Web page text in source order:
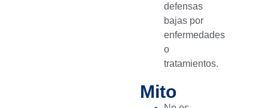
defensas
bajas por
enfermedades
o
tratamientos.
Mito